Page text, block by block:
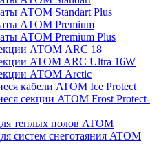
АТОМ Standart Plus
АТОМ Premium
АТОМ Premium Plus
АТОМ ARC 18
ATOM ARC Ultra 16W
АТОМ Arctic
кабели ATOM Ice Protect
секции ATOM Frost Protect-
теплых полов ATOM
систем снеготаяния ATOM